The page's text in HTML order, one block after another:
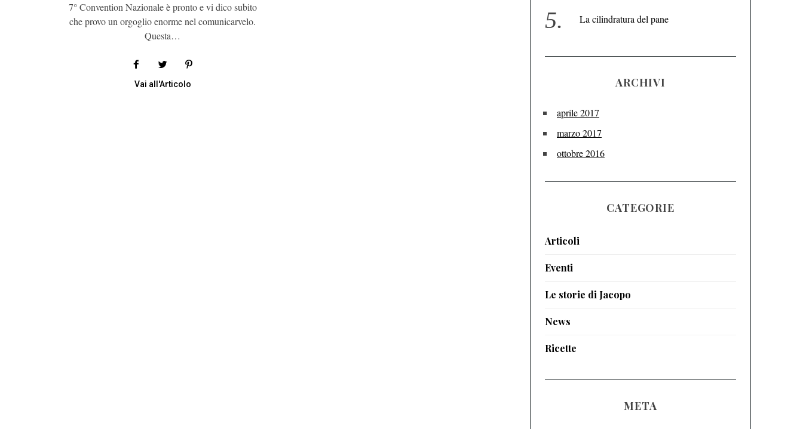
7° Convention Nazionale è pronto e vi dico subito
che provo un orgoglio enorme nel comunicarvelo.
Questa…
Vai all'Articolo
La cilindratura del pane
ARCHIVI
aprile 2017
marzo 2017
ottobre 2016
CATEGORIE
Articoli
Eventi
Le storie di Jacopo
News
Ricette
META